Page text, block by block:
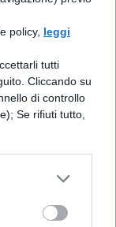
policy, leggi
tutti
Cliccando su
di controllo
Se rifiuti tutto,
anche
uno
per la
del